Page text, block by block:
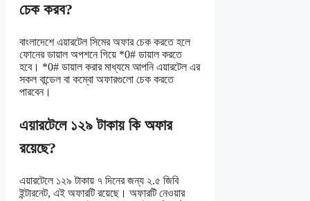
চেক করব?
বাংলাদেশে এয়ারটেল সিমের অফার চেক করতে হলে
ফোনের ডায়াল অপশনে গিয়ে *0# ডায়াল করতে
হবে। *0# ডায়াল করার মাধ্যমে আপনি এয়ারটেল এর
সকল বান্ডেল বা কম্বো অফারগুলো চেক করতে
পারবেন।
এয়ারটেলে ১২৯ টাকায় কি অফার
রয়েছে?
এয়ারটেলে ১২৯ টাকায় ৭ দিনের জন্য ২.৫ জিবি
ইন্টারনেট, এই অফারটি রয়েছে। অফারটি নেওয়ার